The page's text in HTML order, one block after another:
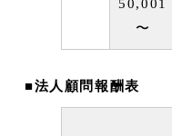
50,001
〜
■法人顧問報酬表